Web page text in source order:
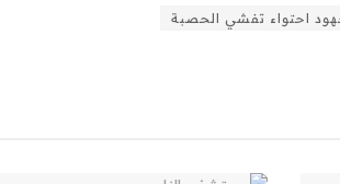
احتواء تفشي الحصبة